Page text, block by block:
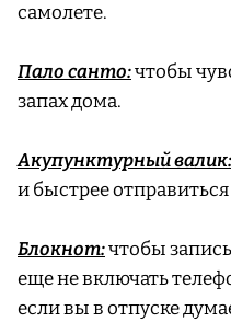
самолете.
Пало санто:чтобы
запах дома.
Акупунктурный валик:
и быстрее
Блокнот:чтобы
еще не включать
если вы в отпуске